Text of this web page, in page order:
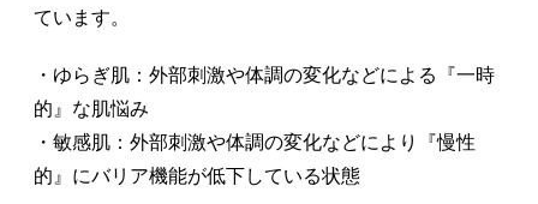
ています。
・ゆらぎ肌：外部刺激や体調の変化などによる『一時
的』な肌悩み
・敏感肌：外部刺激や体調の変化などにより『慢性
的』にバリア機能が低下している状態